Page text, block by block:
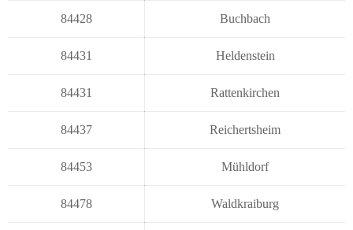
84428 Buchbach
84431 Heldenstein
84431 Rattenkirchen
84437 Reichertsheim
84453 Mühldorf
84478 Waldkraiburg